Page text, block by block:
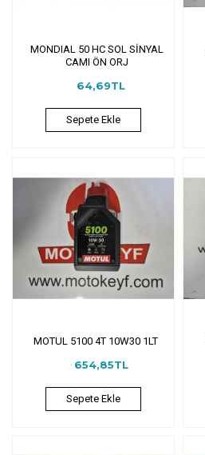
MONDIAL 50 HC SOL SİNYAL
CAMI ÖN ORJ
64,69TL
Sepete Ekle
MOTUL 5100 4T 10W30 1LT
654,85TL
Sepete Ekle